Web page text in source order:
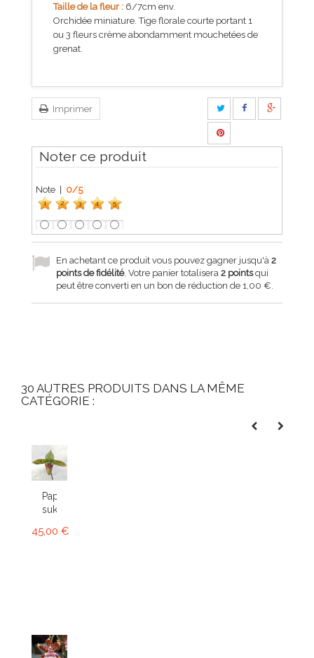
Taille de la fleur : 6/7cm env.
Orchidée miniature. Tige florale courte portant 1
ou 3 fleurs crème abondamment mouchetées de
grenat.
Imprimer
Noter ce produit
Note | 0/5
1 2 3 4 5
En achetant ce produit vous pouvez gagner jusqu'à 2
points de fidélité. Votre panier totalisera 2 pointsqui
peut être converti en un bon de réduction de 1,00 €
30 AUTRES PRODUITS DANS LA MÊME
CATÉGORIE :
Paphiopedilum
sukhakulii
45,00 €